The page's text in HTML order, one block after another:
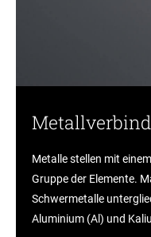
Metalle stellen mit
Gruppe der Elemente.
Schwermetalle
Aluminium (Al) und